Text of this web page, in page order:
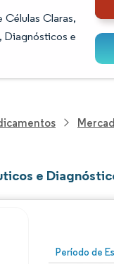
Células Claras,
Diagnósticos e
e
Período de